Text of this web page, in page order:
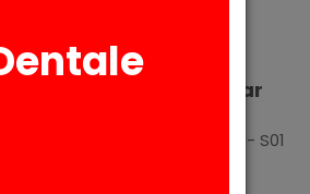
-
Resina per
provvisori - Clear
Projet Polvere Clear - S01